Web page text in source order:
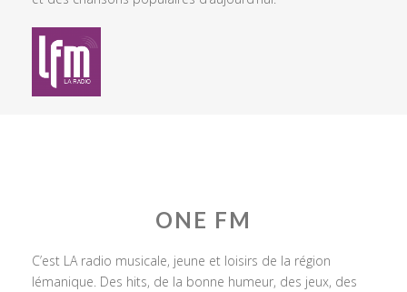
ONE FM
C’est LA radio musicale, jeune et loisirs de la région
lémanique. Des hits, de la bonne humeur, des jeux, des